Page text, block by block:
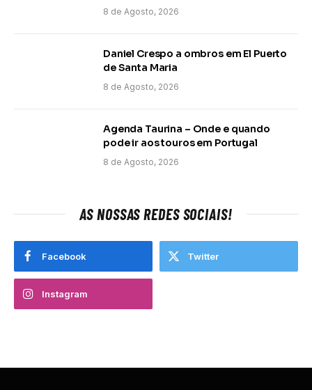
8 de Agosto, 2026
Daniel Crespo a ombros em El Puerto
de Santa Maria
8 de Agosto, 2026
Agenda Taurina – Onde e quando
pode ir aos touros em Portugal
8 de Agosto, 2026
AS NOSSAS REDES SOCIAIS!
Facebook Twitter
Instagram